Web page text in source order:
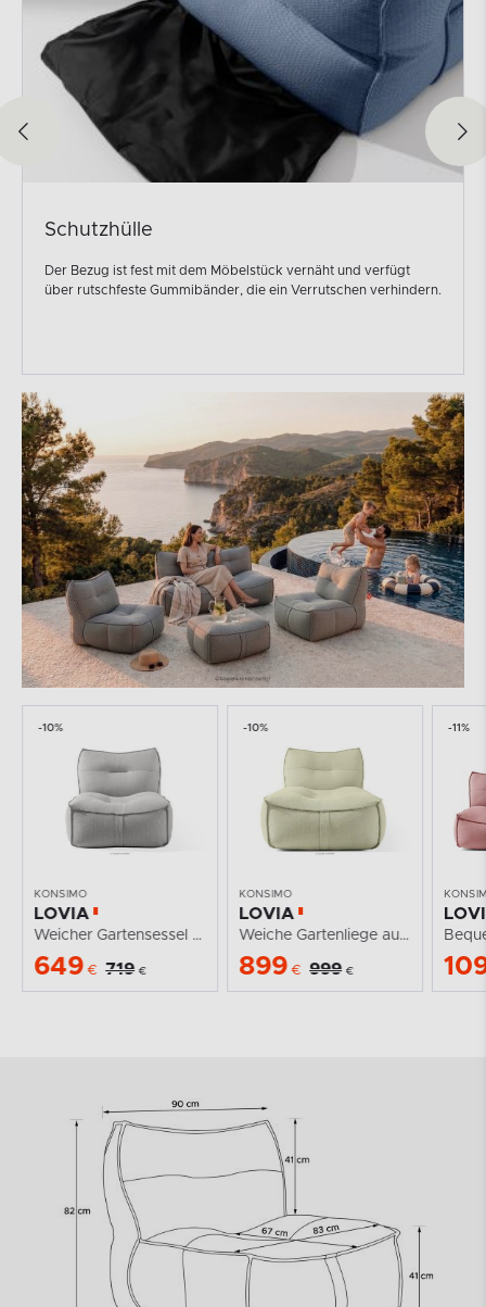
Schutzhülle
Der Bezug ist fest mit dem Möbelstück vernäht und verfügt
über rutschfeste Gummibänder, die ein Verrutschen verhindern.
-10%
KONSIMO
LOVIA
Weicher Gartensessel aus Outdoor-Gewebestoff...
649 € 719 €
-10%
KONSIMO
LOVIA
Weiche Gartenliege aus Outdoor-Gewebestoff...
899 € 999 €
-11%